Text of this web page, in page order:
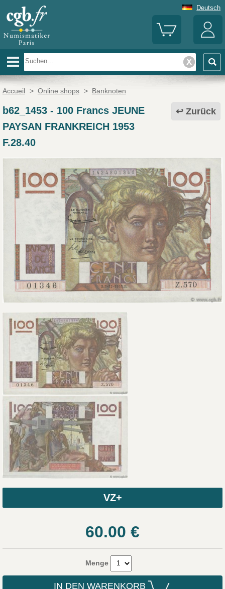
Deutsch
Accueil > Online shops > Banknoten
Zurück
b62_1453- 100 Francs JEUNE
PAYSAN FRANKREICH 1953
F.28.40
VZ+
60.00 €
Menge
IN DEN WARENKORB